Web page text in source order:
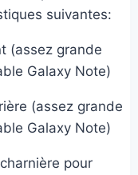
suivantes:
(assez grande
Galaxy Note)
(assez grande
Galaxy Note)
pour